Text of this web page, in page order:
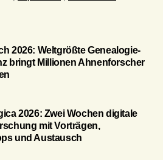
2026: Weltgrößte Genealogie-
bringt Millionen Ahnenforscher
2026: Zwei Wochen digitale
mit Vorträgen,
und Austausch